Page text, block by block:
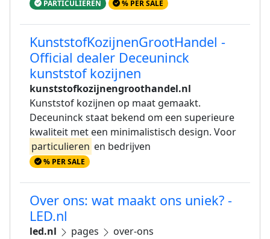
PARTICULIEREN % PER SALE
KunststofKozijnenGrootHandel -
Official dealer Deceuninck
kunststof kozijnen
kunststofkozijnengroothandel.nl
Kunststof kozijnen op maat gemaakt.
Deceuninck staat bekend om een superieure
kwaliteit met een minimalistisch design. Voor
particulieren en bedrijven
% PER SALE
Over ons: wat maakt ons uniek? -
LED.nl
led.nl pages
over-ons